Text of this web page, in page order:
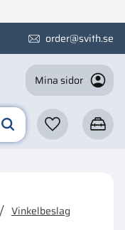
order@svith.se
Mina sidor
Favoriter
dig?
Vinkelbeslag